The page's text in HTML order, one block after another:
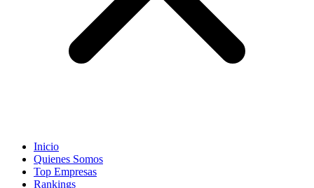
Inicio
Quienes Somos
Top Empresas
Rankings